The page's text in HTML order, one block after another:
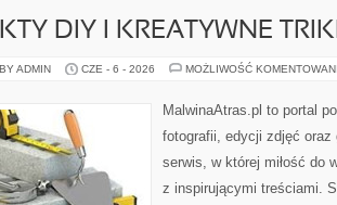
DIY I KREATYWNE
ADMIN CZE - 6 - 2026 MOŻLIWOŚĆ
MalwinaAtras.pl to portal
fotografii, edycji zdjęć oraz
serwis, w której miłość do
z inspirującymi treściami.